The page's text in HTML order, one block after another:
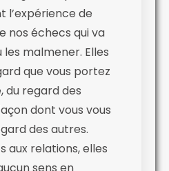
l’expérience de
nos échecs qui va
malmener. Elles
que vous portez
du regard des
dont vous vous
des autres.
aux relations, elles